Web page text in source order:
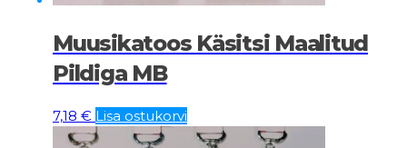
Muusikatoos Käsitsi Maalitud
Pildiga MB
7,18 € Lisa ostukorvi